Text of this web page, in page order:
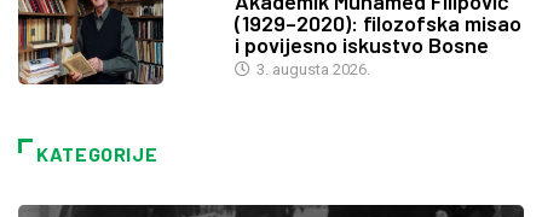
(1929–2020): filozofska misao
i povijesno iskustvo Bosne
3. augusta 2026.
KATEGORIJE